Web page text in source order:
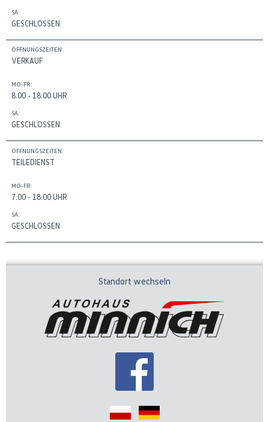
SA:
GESCHLOSSEN
ÖFFNUNGSZEITEN
VERKAUF
MO-FR:
8.00 - 18.00 UHR
SA:
GESCHLOSSEN
ÖFFNUNGSZEITEN
TEILEDIENST
MO-FR:
7.00 - 18.00 UHR
SA:
GESCHLOSSEN
Standort wechseln